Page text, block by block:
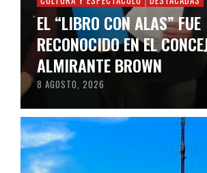
EL “LIBRO CON ALAS” FUE
RECONOCIDO EN EL
ALMIRANTE BROWN
8 AGOSTO, 2026